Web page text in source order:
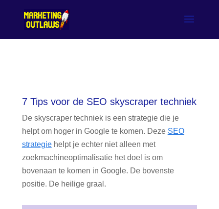
7 Tips voor de SEO skyscraper techniek
De skyscraper techniek is een strategie die je
helpt om hoger in Google te komen. Deze SEO
strategiehelpt je echter niet alleen met
zoekmachineoptimalisatie het doel is om
bovenaan te komen in Google. De bovenste
positie. De heilige graal.